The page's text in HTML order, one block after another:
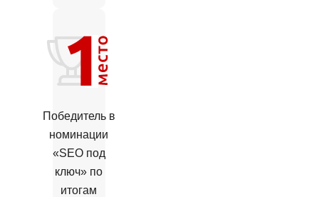
Победитель в
номинации
«SEO под
ключ» по
итогам